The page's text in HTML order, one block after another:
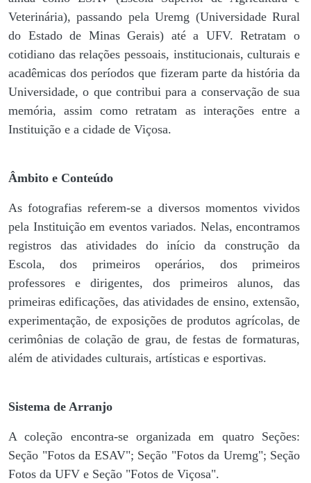
Veterinária), passando pela Uremg (Universidade Rural
do Estado de Minas Gerais) até a UFV. Retratam o
cotidiano das relações pessoais, institucionais, culturais e
acadêmicas dos períodos que fizeram parte da história da
Universidade, o que contribui para a conservação de sua
memória, assim como retratam as interações entre a
Instituição e a cidade de Viçosa.
Âmbito e Conteúdo
As fotografias referem-se a diversos momentos vividos
pela Instituição em eventos variados. Nelas, encontramos
registros das atividades do início da construção da
Escola, dos primeiros operários, dos primeiros
professores e dirigentes, ​dos primeiros alunos, das
primeiras edificações, das atividades de ensino, extensão,
experimentação, de exposições de produtos agrícolas, de
cerimônias de colação de grau, de festas de formaturas,
além de atividades culturais, artísticas e esportivas.
Sistema de Arranjo
A coleção encontra-se organizada em quatro Seções:
Seção "Fotos da ESAV"; Seção "Fotos da Uremg"; Seção
Fotos da UFV e Seção "Fotos de Viçosa".